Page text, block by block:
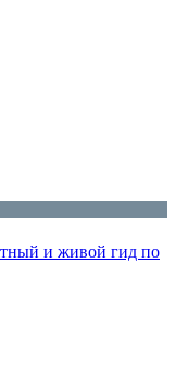
и живой гид по